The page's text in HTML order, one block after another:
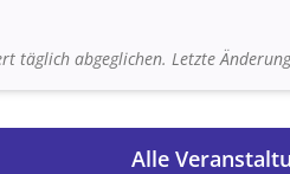
täglich abgeglichen. Letzte
Alle